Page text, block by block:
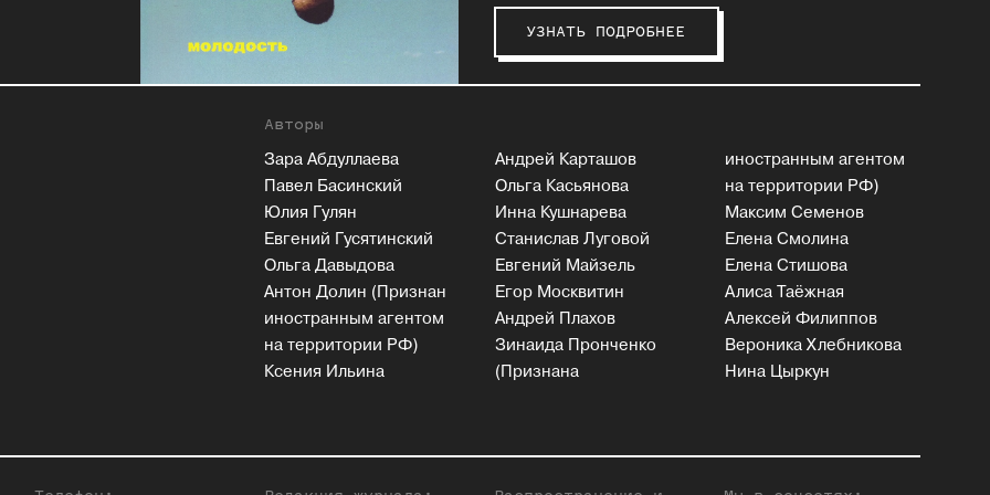
УЗНАТЬ ПОДРОБНЕЕ
Авторы
Зара Абдуллаева
Павел Басинский
Юлия Гулян
Евгений Гусятинский
Ольга Давыдова
Антон Долин (Признан
иностранным агентом
на территории РФ)
Ксения Ильина
Андрей Карташов
Ольга Касьянова
Инна Кушнарева
Станислав Луговой
Евгений Майзель
Егор Москвитин
Андрей Плахов
Зинаида Пронченко
(Признана
иностранным агентом
на территории РФ)
Максим Семенов
Елена Смолина
Елена Стишова
Алиса Таёжная
Алексей Филиппов
Вероника Хлебникова
Нина Цыркун